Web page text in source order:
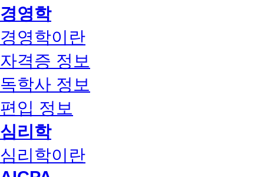
경영학
경영학이란
자격증 정보
독학사 정보
편입 정보
심리학
심리학이란